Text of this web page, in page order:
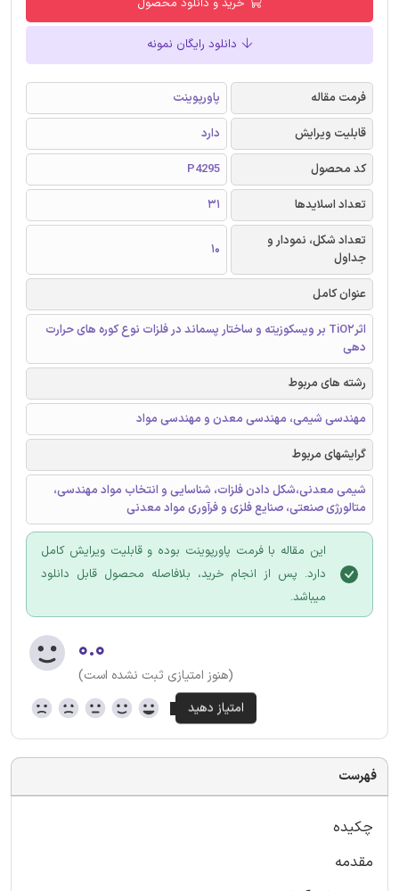
خرید و دانلود محصول
دانلود رایگان نمونه
فرمت مقاله
پاورپوینت
قابلیت ویرایش
دارد
کد محصول
P4295
تعداد اسلایدها
31
تعداد شکل، نمودار و
جداول
10
عنوان کامل
اثرTiO2 بر ویسکوزیته و ساختار پسماند در فلزات نوع کوره های حرارت
دهی
رشته های مربوط
مهندسی شیمی، مهندسی معدن و مهندسی مواد
گرایشهای مربوط
شیمی معدنی،شکل دادن فلزات، شناسایی و انتخاب مواد مهندسی،
متالورژی صنعتی، صنایع فلزی و فرآوری مواد معدنی
این مقاله با فرمت پاورپوینت بوده و قابلیت ویرایش کامل
دارد. پس از انجام خرید، بلافاصله محصول قابل دانلود
میباشد.
۰.۰
(هنوز امتیازی ثبت نشده است)
فهرست
چکیده
مقدمه